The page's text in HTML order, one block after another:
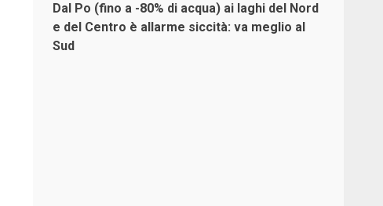
Dal Po (fino a -80% di acqua) ai laghi del Nord
e del Centro è allarme siccità: va meglio al
Sud